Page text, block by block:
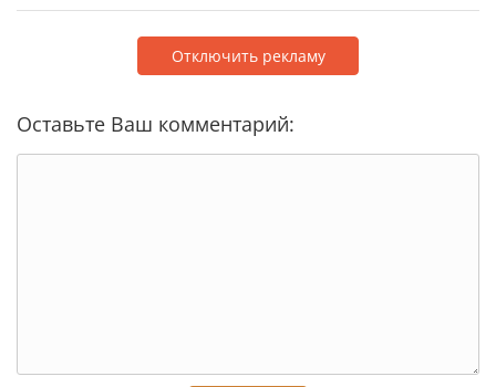
Отключить рекламу
Оставьте Ваш комментарий: